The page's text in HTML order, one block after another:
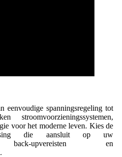
eenvoudige spanningsregeling tot
stroomvoorzieningssystemen,
voor het moderne leven. Kies de
die aansluit op uw
back-upvereisten en